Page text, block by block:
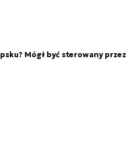
Mógł być sterowany przez